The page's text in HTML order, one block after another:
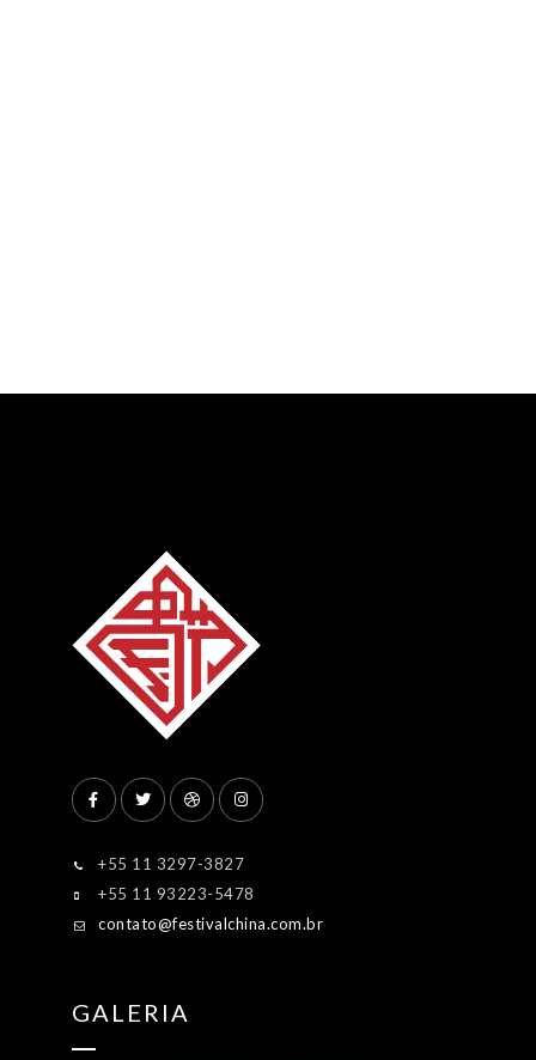
+55 11 3297-3827
+55 11 93223-5478
contato@festivalchina.com.br
GALERIA